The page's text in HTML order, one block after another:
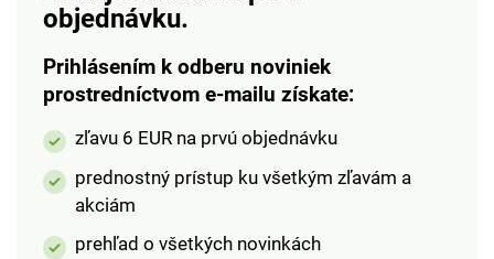
termoplastická guma,
polypropylén.
doma, na chate alebo
na cestách
Objem: 15 l
objednávku.
Prihlásením k odberu noviniek
prostredníctvom e-mailu získate:
zľavu 6 EUR na prvú objednávku
prednostný prístup ku všetkým zľavám a
akciám
prehľad o všetkých novinkách